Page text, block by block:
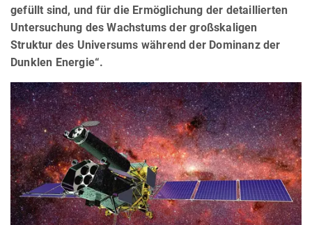
gefüllt sind, und für die Ermöglichung der detaillierten
Untersuchung des Wachstums der großskaligen
Struktur des Universums während der Dominanz der
Dunklen Energie“.